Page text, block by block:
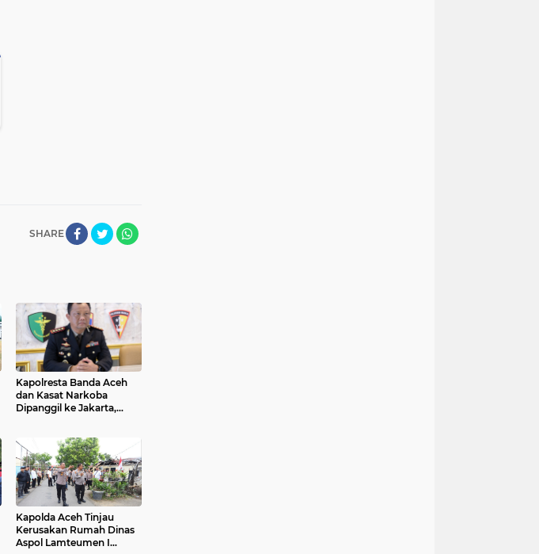
SHARE
Kapolresta Banda Aceh
dan Kasat Narkoba
Dipanggil ke Jakarta,
Kapolda Aceh Tinjau
Kerusakan Rumah Dinas
Aspol Lamteumen I